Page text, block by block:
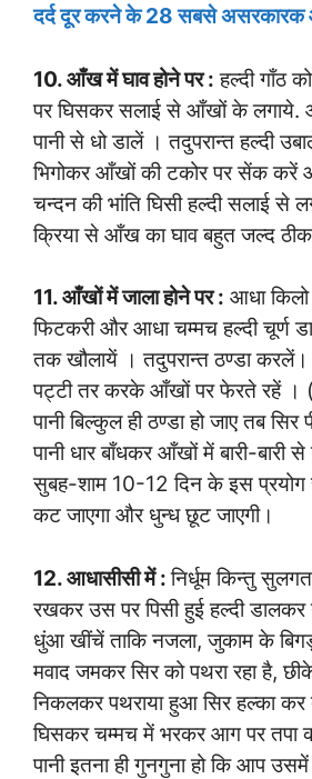
दर्द दूर करने के 28 सबसे असरकारक
10. आँख में घाव होने पर : हल्दी गाँठ
पर घिसकर सलाई से आँखों के लगाये.
पानी से धो डालें । तदुपरान्त हल्दी
भिगोकर आँखों की टकोर पर सेंक करें
चन्दन की भांति घिसी हल्दी सलाई से
क्रिया से आँख का घाव बहुत जल्द ठीक
11. आँखों में जाला होने पर : आधा किलो
फिटकरी और आधा चम्मच हल्दी चूर्ण
तक खौलायें । तदुपरान्त ठण्डा
पट्टी तर करके आँखों पर फेरते रहें
पानी बिल्कुल ही ठण्डा हो जाए तब
पानी धार बाँधकर आँखों में बारी-बारी
सुबह-शाम 10-12 दिन के इस
कट जाएगा और धुन्ध छूट जाएगी।
12. आधासीसी में :निर्धूम किन्तु
रखकर उस पर पिसी हुई हल्दी डालकर
धुंआ खींचें ताकि नजला, जुकाम के
मवाद जमकर सिर को पथरा रहा है,
निकलकर पथराया हुआ सिर हल्का कर
घिसकर चम्मच में भरकर आग पर तपा
पानी इतना ही गुनगुना हो कि आप